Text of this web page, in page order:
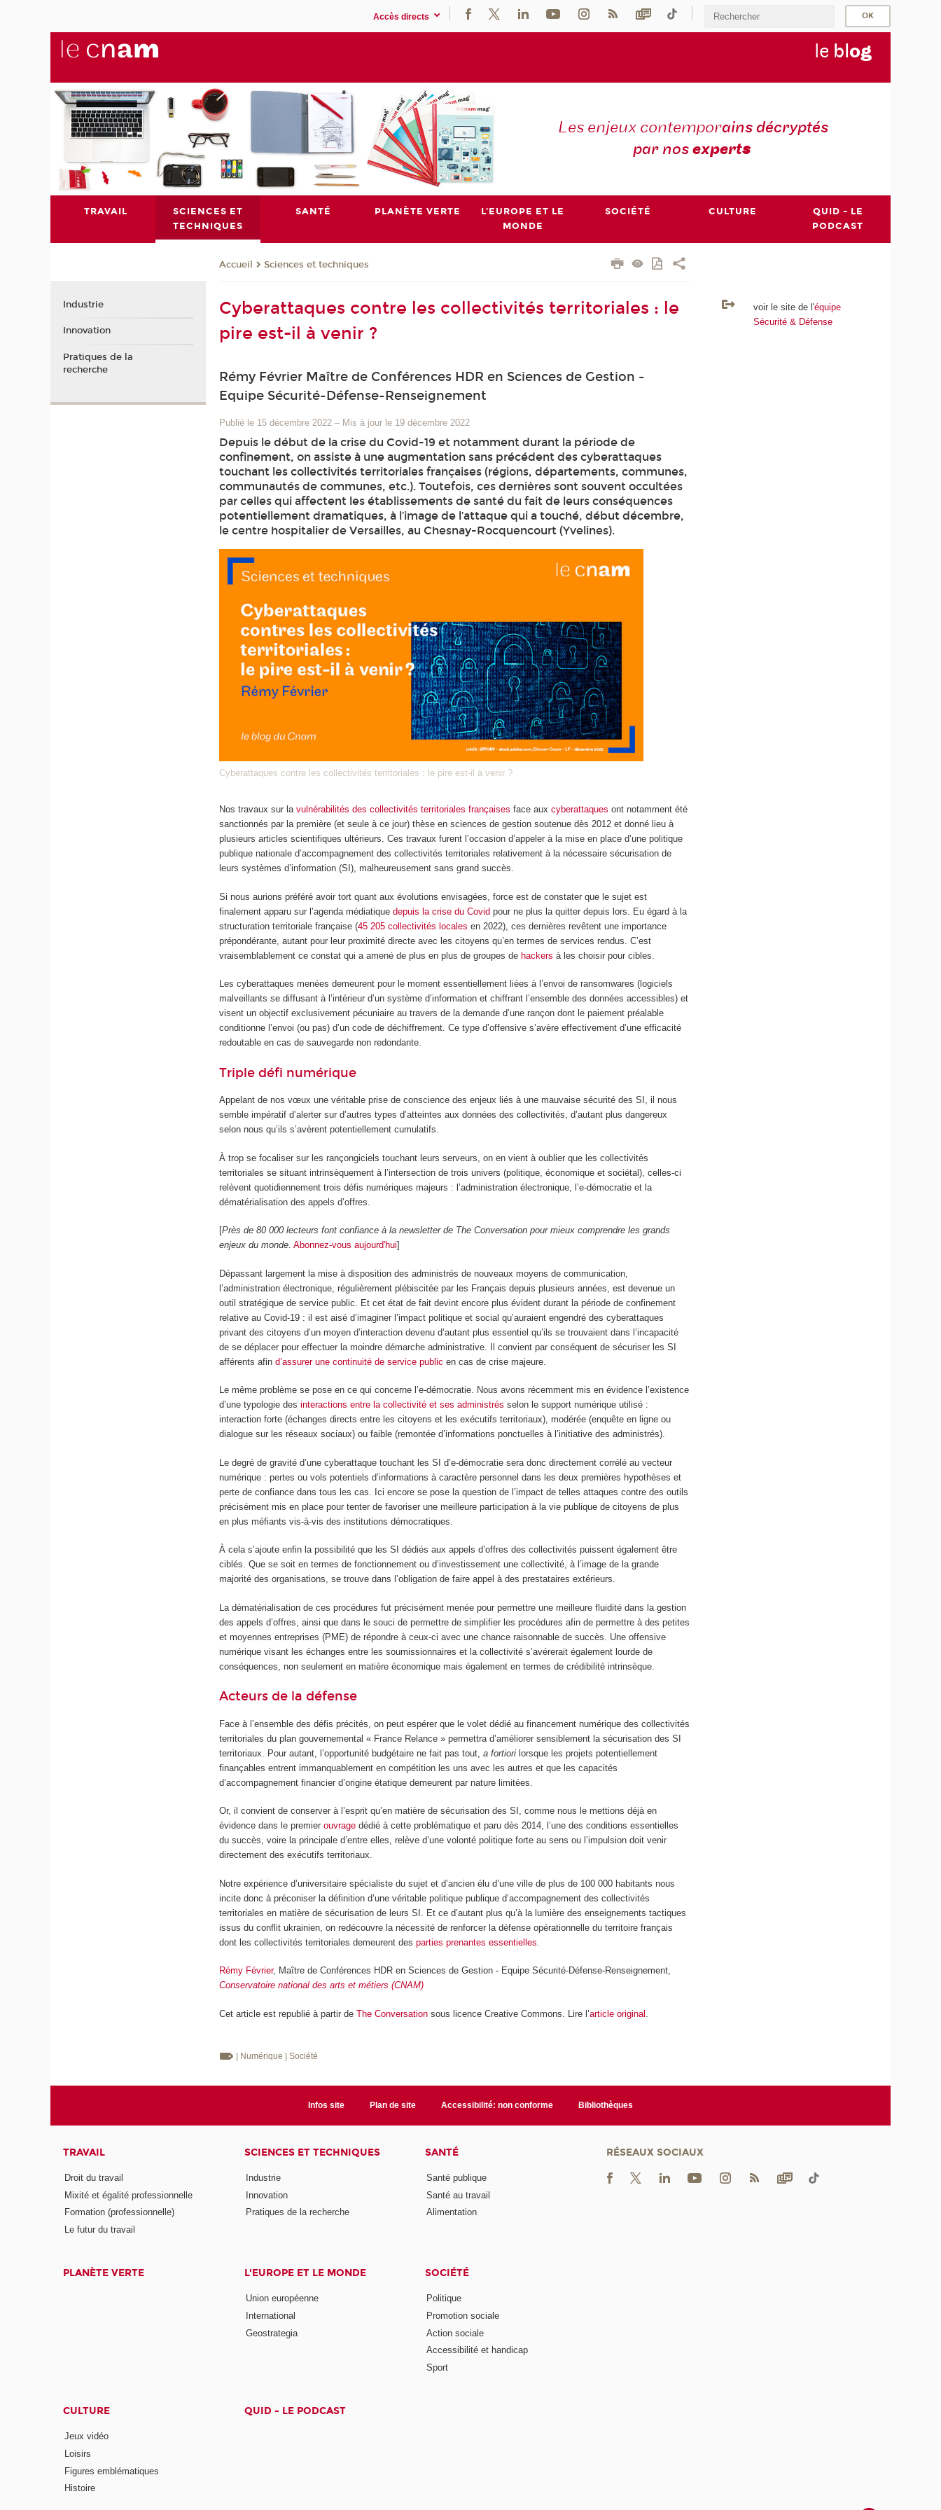
Accès directs
le blog
Les enjeux contemporains décryptés
par nosexperts
TRAVAIL
SCIENCES ET
TECHNIQUES
SANTÉ PLANÈTE VERTE
L'EUROPE ET LE
MONDE
SOCIÉTÉ CULTURE
QUID - LE
PODCAST
Accueil Sciences et techniques
Cyberattaques contre les collectivités territoriales : le
pire est-il à venir ?
Rémy Février Maître de Conférences HDR en Sciences de Gestion -
Equipe Sécurité-Défense-Renseignement
Publié le 15 décembre 2022 – Mis à jour le 19 décembre 2022
Depuis le début de la crise du Covid-19 et notamment durant la période de
confinement, on assiste à une augmentation sans précédent des cyberattaques
touchant les collectivités territoriales françaises (régions, départements, communes,
communautés de communes, etc.). Toutefois, ces dernières sont souvent occultées
par celles qui affectent les établissements de santé du fait de leurs conséquences
potentiellement dramatiques, à l’image de l’attaque qui a touché, début décembre,
le centre hospitalier de Versailles, au Chesnay-Rocquencourt (Yvelines).
Cyberattaques contre les collectivités territoriales : le pire est-il à venir ?
Nos travaux sur lavulnérabilités des collectivités territoriales françaises face auxcyberattaques ont notamment été
sanctionnés par la première (et seule à ce jour) thèse en sciences de gestion soutenue dès 2012 et donné lieu à
plusieurs articles scientifiques ultérieurs. Ces travaux furent l’occasion d’appeler à la mise en place d’une politique
publique nationale d’accompagnement des collectivités territoriales relativement à la nécessaire sécurisation de
leurs systèmes d’information (SI), malheureusement sans grand succès.
Si nous aurions préféré avoir tort quant aux évolutions envisagées, force est de constater que le sujet est
finalement apparu sur l’agenda médiatiquedepuis la crise du Covid pour ne plus la quitter depuis lors. Eu égard à la
structuration territoriale française (45 205 collectivités locales en 2022), ces dernières revêtent une importance
prépondérante, autant pour leur proximité directe avec les citoyens qu’en termes de services rendus. C’est
vraisemblablement ce constat qui a amené de plus en plus de groupes de hackers à les choisir pour cibles.
Les cyberattaques menées demeurent pour le moment essentiellement liées à l’envoi de ransomwares (logiciels
malveillants se diffusant à l’intérieur d’un système d’information et chiffrant l’ensemble des données accessibles) et
visent un objectif exclusivement pécuniaire au travers de la demande d’une rançon dont le paiement préalable
conditionne l’envoi (ou pas) d’un code de déchiffrement. Ce type d’offensive s’avère effectivement d’une efficacité
redoutable en cas de sauvegarde non redondante.
Triple défi numérique
Appelant de nos vœux une véritable prise de conscience des enjeux liés à une mauvaise sécurité des SI, il nous
semble impératif d’alerter sur d’autres types d’atteintes aux données des collectivités, d’autant plus dangereux
selon nous qu’ils s’avèrent potentiellement cumulatifs.
À trop se focaliser sur les rançongiciels touchant leurs serveurs, on en vient à oublier que les collectivités
territoriales se situant intrinsèquement à l’intersection de trois univers (politique, économique et sociétal), celles-ci
relèvent quotidiennement trois défis numériques majeurs : l’administration électronique, l’e-démocratie et la
dématérialisation des appels d’offres.
[Près de 80 000 lecteurs font confiance à la newsletter de The Conversation pour mieux comprendre les grands
enjeux du monde.Abonnez-vous aujourd'hui]
Dépassant largement la mise à disposition des administrés de nouveaux moyens de communication,
l’administration électronique, régulièrement plébiscitée par les Français depuis plusieurs années, est devenue un
outil stratégique de service public. Et cet état de fait devint encore plus évident durant la période de confinement
relative au Covid-19 : il est aisé d’imaginer l’impact politique et social qu’auraient engendré des cyberattaques
privant des citoyens d’un moyen d’interaction devenu d’autant plus essentiel qu’ils se trouvaient dans l’incapacité
de se déplacer pour effectuer la moindre démarche administrative. Il convient par conséquent de sécuriser les SI
afférents afind’assurer une continuité de service public en cas de crise majeure.
Le même problème se pose en ce qui concerne l’e-démocratie. Nous avons récemment mis en évidence l’existence
d’une typologie desinteractions entre la collectivité et ses administrés selon le support numérique utilisé :
interaction forte (échanges directs entre les citoyens et les exécutifs territoriaux), modérée (enquête en ligne ou
dialogue sur les réseaux sociaux) ou faible (remontée d’informations ponctuelles à l’initiative des administrés).
Le degré de gravité d’une cyberattaque touchant les SI d’e-démocratie sera donc directement corrélé au vecteur
numérique : pertes ou vols potentiels d’informations à caractère personnel dans les deux premières hypothèses et
perte de confiance dans tous les cas. Ici encore se pose la question de l’impact de telles attaques contre des outils
précisément mis en place pour tenter de favoriser une meilleure participation à la vie publique de citoyens de plus
en plus méfiants vis-à-vis des institutions démocratiques.
À cela s’ajoute enfin la possibilité que les SI dédiés aux appels d’offres des collectivités puissent également être
ciblés. Que se soit en termes de fonctionnement ou d’investissement une collectivité, à l’image de la grande
majorité des organisations, se trouve dans l’obligation de faire appel à des prestataires extérieurs.
La dématérialisation de ces procédures fut précisément menée pour permettre une meilleure fluidité dans la gestion
des appels d’offres, ainsi que dans le souci de permettre de simplifier les procédures afin de permettre à des petites
et moyennes entreprises (PME) de répondre à ceux-ci avec une chance raisonnable de succès. Une offensive
numérique visant les échanges entre les soumissionnaires et la collectivité s’avérerait également lourde de
conséquences, non seulement en matière économique mais également en termes de crédibilité intrinsèque.
Acteurs de la défense
Face à l’ensemble des défis précités, on peut espérer que le volet dédié au financement numérique des collectivités
territoriales du plan gouvernemental « France Relance » permettra d’améliorer sensiblement la sécurisation des SI
territoriaux. Pour autant, l’opportunité budgétaire ne fait pas tout,a fortiori lorsque les projets potentiellement
finançables entrent immanquablement en compétition les uns avec les autres et que les capacités
d’accompagnement financier d’origine étatique demeurent par nature limitées.
Or, il convient de conserver à l’esprit qu’en matière de sécurisation des SI, comme nous le mettions déjà en
évidence dans le premierouvrage dédié à cette problématique et paru dès 2014, l’une des conditions essentielles
du succès, voire la principale d’entre elles, relève d’une volonté politique forte au sens ou l’impulsion doit venir
directement des exécutifs territoriaux.
Notre expérience d’universitaire spécialiste du sujet et d’ancien élu d’une ville de plus de 100 000 habitants nous
incite donc à préconiser la définition d’une véritable politique publique d’accompagnement des collectivités
territoriales en matière de sécurisation de leurs SI. Et ce d’autant plus qu’à la lumière des enseignements tactiques
issus du conflit ukrainien, on redécouvre la nécessité de renforcer la défense opérationnelle du territoire français
dont les collectivités territoriales demeurent desparties prenantes essentielles
Rémy Février, Maître de Conférences HDR en Sciences de Gestion - Equipe Sécurité-Défense-Renseignement,
Conservatoire national des arts et métiers (CNAM)
Cet article est republié à partir deThe Conversation sous licence Creative Commons. Lire l’article original
| Numérique | Société
voir le site de l'équipe
Sécurité & Défense
Industrie
Innovation
Pratiques de la
recherche
Infos site Plan de site Accessibilité: non conforme Bibliothèques
TRAVAIL
Droit du travail
Mixité et égalité professionnelle
Formation (professionnelle)
Le futur du travail
SCIENCES ET TECHNIQUES
Industrie
Innovation
Pratiques de la recherche
SANTÉ
Santé publique
Santé au travail
Alimentation
PLANÈTE VERTE L'EUROPE ET LE MONDE
Union européenne
International
Geostrategia
SOCIÉTÉ
Politique
Promotion sociale
Action sociale
Accessibilité et handicap
Sport
CULTURE
Jeux vidéo
Loisirs
Figures emblématiques
Histoire
QUID - LE PODCAST
RÉSEAUX SOCIAUX